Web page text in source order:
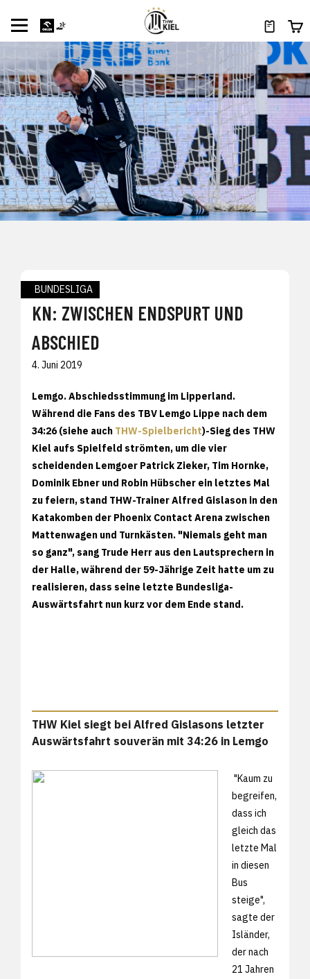
BUNDESLIGA
KN: ZWISCHEN ENDSPURT UND
ABSCHIED
4. Juni 2019
Lemgo.Abschiedsstimmung im Lipperland.
Während die Fans des TBV Lemgo Lippe nach dem
34:26 (siehe auch THW-Spielbericht)-Sieg des THW
Kiel aufs Spielfeld strömten, um die vier
scheidenden Lemgoer Patrick Zieker, Tim Hornke,
Dominik Ebner und Robin Hübscher ein letztes Mal
zu feiern, stand THW-Trainer Alfred Gislason in den
Katakomben der Phoenix Contact Arena zwischen
Mattenwagen und Turnkästen. "Niemals geht man
so ganz", sang Trude Herr aus den Lautsprechern in
der Halle, während der 59-Jährige Zeit hatte um zu
realisieren, dass seine letzte Bundesliga-
Auswärtsfahrt nun kurz vor dem Ende stand.
THW Kiel siegt bei Alfred Gislasons letzter
Auswärtsfahrt souverän mit 34:26 in Lemgo
"Kaum zu
begreifen,
dass ich
gleich das
letzte Mal
in diesen
Bus
steige",
sagte der
Isländer,
der nach
21 Jahren